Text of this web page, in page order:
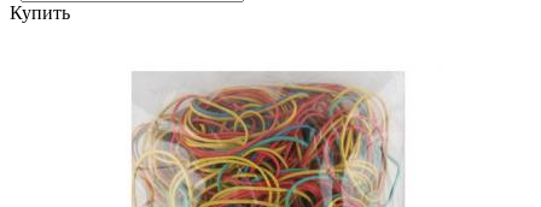
Купить